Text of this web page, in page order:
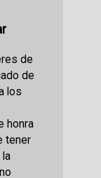
de
de
los
honra
tener